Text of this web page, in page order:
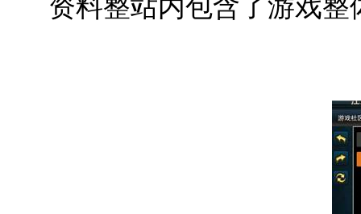
资料整站内包含了游戏